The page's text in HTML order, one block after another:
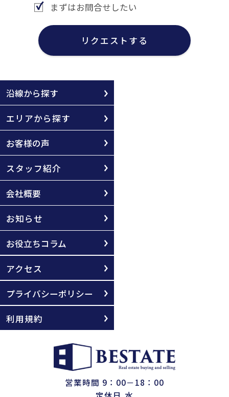
まずはお問合せしたい
リクエストする
沿線から探す
エリアから探す
お客様の声
スタッフ紹介
会社概要
お知らせ
お役立ちコラム
アクセス
プライバシーポリシー
利用規約
営業時間 9：00－18：00